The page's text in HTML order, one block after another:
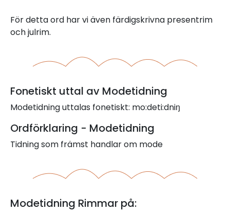
För detta ord har vi även färdigskrivna presentrim
och julrim.
Fonetiskt uttal av Modetidning
Modetidning uttalas fonetiskt: mo:deti:dniŋ
Ordförklaring - Modetidning
Tidning som främst handlar om mode
Modetidning Rimmar på: